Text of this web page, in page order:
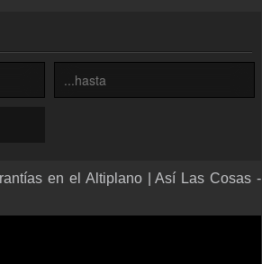
en el Altiplano | Así Las Cosas -